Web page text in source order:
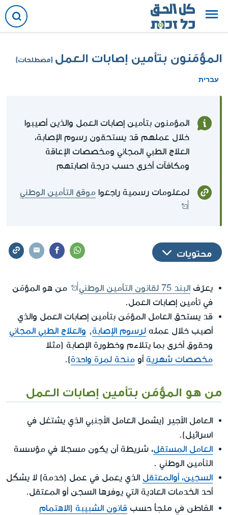
المؤمّنون بتأمين إصابات العمل (مصطلحات)
עברית
المؤمنون بتأمين إصابات العمل والذين أصيبوا
خلال عملهم قد يستحقون رسوم الإصابة،
العلاج الطبي المجاني ومخصصات الإعاقة
ومكافآت أخرى حسب درجة اصابتهم
لمعلومات رسمية راجعوا موقع التأمين الوطني
محتويات
يعرّف البند 75 لقانون التأمين الوطني
من هو المؤمّن
في تأمين إصابات العمل.
قد يستحق العامل المؤمّن بتأمين إصابات العمل والذي
أصيب خلال عمله لرسوم الإصابة, والعلاج الطبي المجاني
وحقوق أخرى بما يتلاءم وخطورة الإصابة (مثلا
مخصصات شهرية أو منحة لمرة واحدة).
من هو المؤمّن بتأمين إصابات العمل
العامل الأجير
(يشمل العامل الأجنبي الذي يشتغل في
اسرائيل).
العامل المستقل، شريطة أن يكون مسجلا في مؤسسة
التأمين الوطني .
السجين، أوالمعتقل الذي يعمل في عمل (خدمة) لا يشكّل
أحد الخدمات العادية التي يوفرها السجن أو المعتقل.
القاطن في ملجأ حسب قانون الشبيبة (الاهتمام